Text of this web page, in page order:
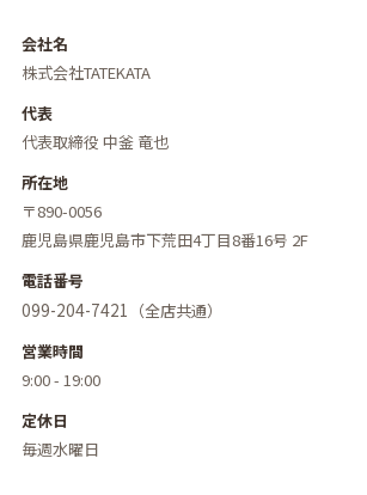
会社名
株式会社TATEKATA
代表
代表取締役 中釜 竜也
所在地
〒890-0056
鹿児島県鹿児島市下荒田4丁目8番16号 2F
電話番号
099-204-7421
（全店共通）
営業時間
9:00 - 19:00
定休日
毎週水曜日